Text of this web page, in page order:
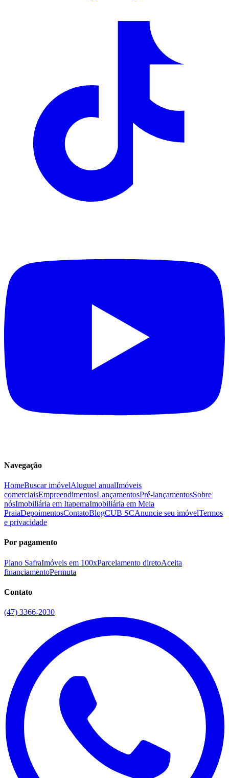
Navegação
HomeBuscar imóvelAluguel anualImóveis
comerciaisEmpreendimentosLançamentosPré-lançamentosSobre
nósImobiliária em ItapemaImobiliária em Meia
PraiaDepoimentosContatoBlogCUB SCAnuncie seu imóvelTermos
e privacidade
Por pagamento
Plano SafraImóveis em 100xParcelamento diretoAceita
financiamentoPermuta
Contato
(47) 3366-2030